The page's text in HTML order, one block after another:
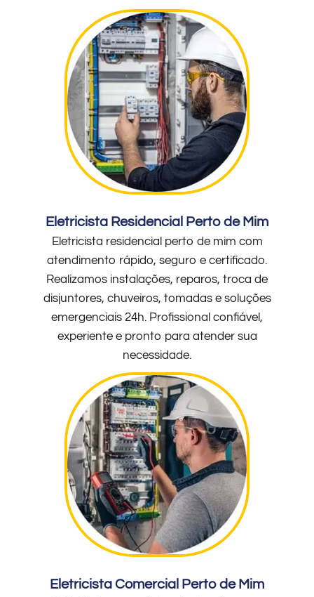
Eletricista Residencial Perto de Mim
Eletricista residencial perto de mim com
atendimento rápido, seguro e certificado.
Realizamos instalações, reparos, troca de
disjuntores, chuveiros, tomadas e soluções
emergenciais 24h. Profissional confiável,
experiente e pronto para atender sua
necessidade.
Eletricista Comercial Perto de Mim